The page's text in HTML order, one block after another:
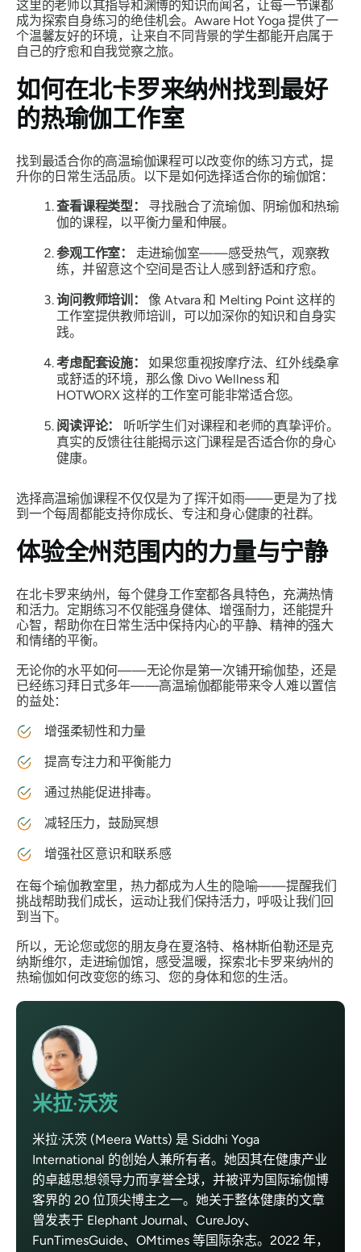
这里的老师以其指导和渊博的知识而闻名，让每一节课都
成为探索自身练习的绝佳机会。Aware Hot Yoga 提供了一
个温馨友好的环境，让来自不同背景的学生都能开启属于
自己的疗愈和自我觉察之旅。
如何在北卡罗来纳州找到最好
的热瑜伽工作室
找到最适合你的高温瑜伽课程可以改变你的练习方式，提
升你的日常生活品质。以下是如何选择适合你的瑜伽馆：
查看课程类型：
寻找融合了流瑜伽、阴瑜伽和热瑜
伽的课程，以平衡力量和伸展。
参观工作室：
走进瑜伽室——感受热气，观察教
练，并留意这个空间是否让人感到舒适和疗愈。
询问教师培训：
像 Atvara 和 Melting Point 这样的
工作室提供教师培训，可以加深你的知识和自身实
践。
考虑配套设施：
如果您重视按摩疗法、红外线桑拿
或舒适的环境，那么像 Divo Wellness 和
HOTWORX 这样的工作室可能非常适合您。
阅读评论：
听听学生们对课程和老师的真挚评价。
真实的反馈往往能揭示这门课程是否适合你的身心
健康。
选择高温瑜伽课程不仅仅是为了挥汗如雨——更是为了找
到一个每周都能支持你成长、专注和身心健康的社群。
体验全州范围内的力量与宁静
在北卡罗来纳州，每个健身工作室都各具特色，充满热情
和活力。定期练习不仅能强身健体、增强耐力，还能提升
心智，帮助你在日常生活中保持内心的平静、精神的强大
和情绪的平衡。
无论你的水平如何——无论你是第一次铺开瑜伽垫，还是
已经练习拜日式多年——高温瑜伽都能带来令人难以置信
的益处：
增强柔韧性和力量
提高专注力和平衡能力
通过热能促进排毒。
减轻压力，鼓励冥想
增强社区意识和联系感
在每个瑜伽教室里，热力都成为人生的隐喻——提醒我们
挑战帮助我们成长，运动让我们保持活力，呼吸让我们回
到当下。
所以，无论您或您的朋友身在夏洛特、格林斯伯勒还是克
纳斯维尔，走进瑜伽馆，感受温暖，探索北卡罗来纳州的
热瑜伽如何改变您的练习、您的身体和您的生活。
米拉·沃茨
米拉·沃茨 (Meera Watts) 是 Siddhi Yoga
International 的创始人兼所有者。她因其在健康产业
的卓越思想领导力而享誉全球，并被评为国际瑜伽博
客界的 20 位顶尖博主之一。她关于整体健康的文章
曾发表于 Elephant Journal、CureJoy、
FunTimesGuide、OMtimes 等国际杂志。2022 年，